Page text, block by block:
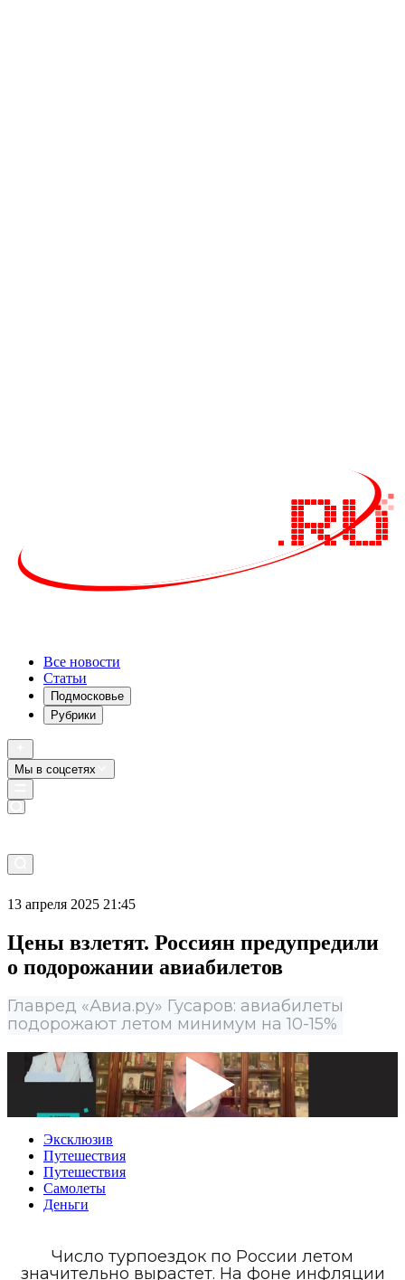
Все новости
Статьи
Подмосковье
Рубрики
Мы в соцсетях
13 апреля 2025 21:45
Цены взлетят. Россиян предупредили
о подорожании авиабилетов
Главред «Авиа.ру» Гусаров: авиабилеты
подорожают летом минимум на 10-15%
Эксклюзив
Путешествия
Путешествия
Самолеты
Деньги
Число турпоездок по России летом
значительно вырастет. На фоне инфляции